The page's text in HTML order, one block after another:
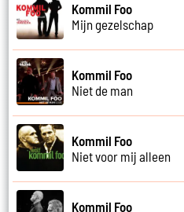
Kommil Foo
Mijn gezelschap
Kommil Foo
Niet de man
Kommil Foo
Niet voor mij alleen
Kommil Foo